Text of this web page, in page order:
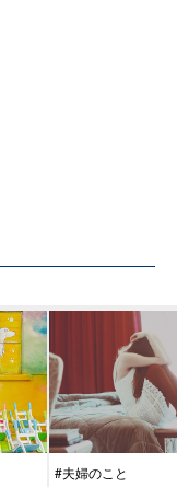
#夫婦のこと